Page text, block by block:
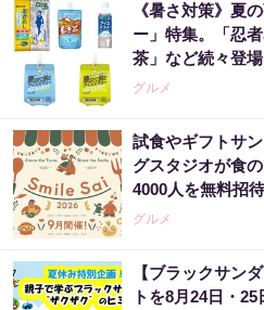
《暑さ対策》夏
ー」特集。「忍
茶」など続々登場
グルメ
試食やギフトサ
グスタジオが食
4000人を無料招
グルメ
【ブラックサン
トを8月24日・